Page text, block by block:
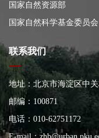
国家自然资源部
国家自然科学基金委员会
联系我们
地址：北京市海淀区中
大楼
邮编：100871
电话：010-62751172